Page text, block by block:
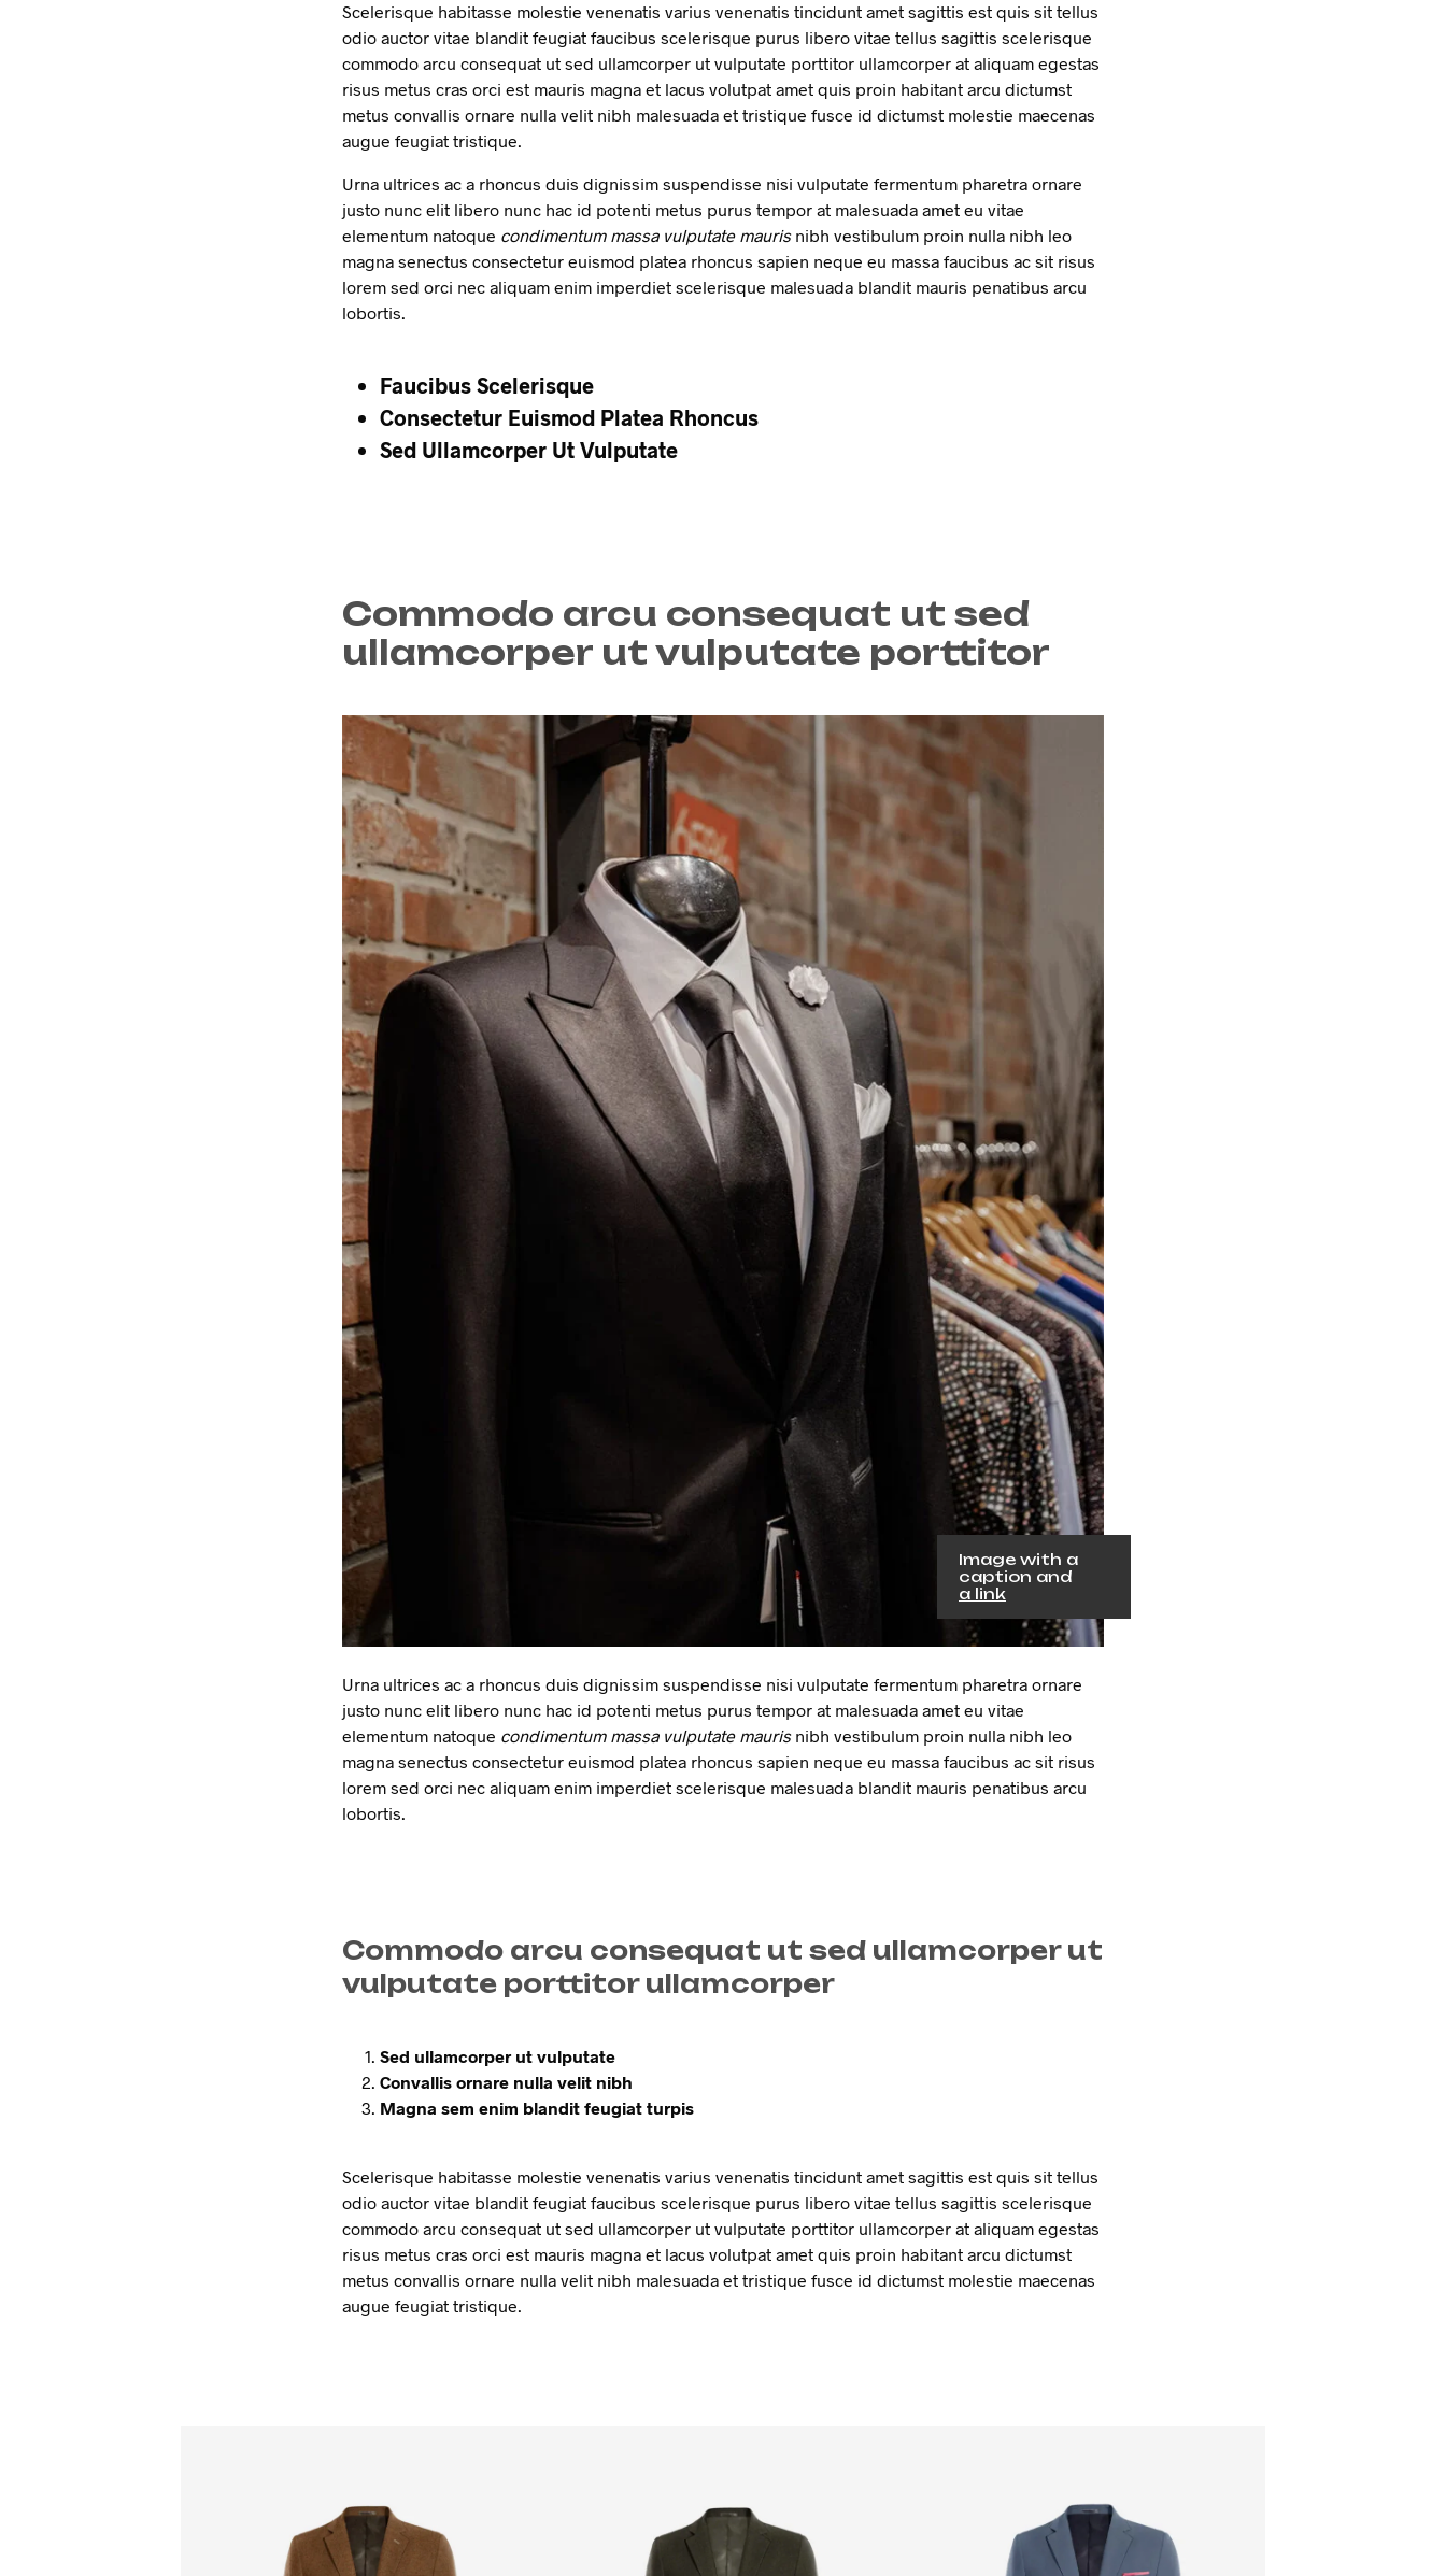
Scelerisque habitasse molestie venenatis varius venenatis tincidunt amet sagittis est quis sit tellus
odio auctor vitae blandit feugiat faucibus scelerisque purus libero vitae tellus sagittis scelerisque
commodo arcu consequat ut sed ullamcorper ut vulputate porttitor ullamcorper at aliquam egestas
risus metus cras orci est mauris magna et lacus volutpat amet quis proin habitant arcu dictumst
metus convallis ornare nulla velit nibh malesuada et tristique fusce id dictumst molestie maecenas
augue feugiat tristique.
Urna ultrices ac a rhoncus duis dignissim suspendisse nisi vulputate fermentum pharetra ornare
justo nunc elit libero nunc hac id potenti metus purus tempor at malesuada amet eu vitae
elementum natoque condimentum massa vulputate maurisnibh vestibulum proin nulla nibh leo
magna senectus consectetur euismod platea rhoncus sapien neque eu massa faucibus ac sit risus
lorem sed orci nec aliquam enim imperdiet scelerisque malesuada blandit mauris penatibus arcu
lobortis.
Faucibus Scelerisque
Consectetur Euismod Platea Rhoncus
Sed Ullamcorper Ut Vulputate
Commodo arcu consequat ut sed
ullamcorper ut vulputate porttitor
Image with a
caption and
a link
Urna ultrices ac a rhoncus duis dignissim suspendisse nisi vulputate fermentum pharetra ornare
justo nunc elit libero nunc hac id potenti metus purus tempor at malesuada amet eu vitae
elementum natoque condimentum massa vulputate maurisnibh vestibulum proin nulla nibh leo
magna senectus consectetur euismod platea rhoncus sapien neque eu massa faucibus ac sit risus
lorem sed orci nec aliquam enim imperdiet scelerisque malesuada blandit mauris penatibus arcu
lobortis.
Commodo arcu consequat ut sed ullamcorper ut
vulputate porttitor ullamcorper
Sed ullamcorper ut vulputate
Convallis ornare nulla velit nibh
Magna sem enim blandit feugiat turpis
Scelerisque habitasse molestie venenatis varius venenatis tincidunt amet sagittis est quis sit tellus
odio auctor vitae blandit feugiat faucibus scelerisque purus libero vitae tellus sagittis scelerisque
commodo arcu consequat ut sed ullamcorper ut vulputate porttitor ullamcorper at aliquam egestas
risus metus cras orci est mauris magna et lacus volutpat amet quis proin habitant arcu dictumst
metus convallis ornare nulla velit nibh malesuada et tristique fusce id dictumst molestie maecenas
augue feugiat tristique.